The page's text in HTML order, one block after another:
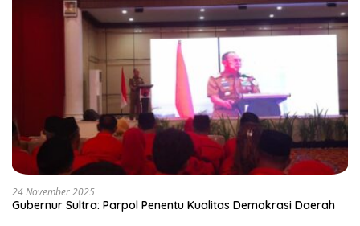
24 November 2025
Gubernur Sultra: Parpol Penentu Kualitas Demokrasi Daerah